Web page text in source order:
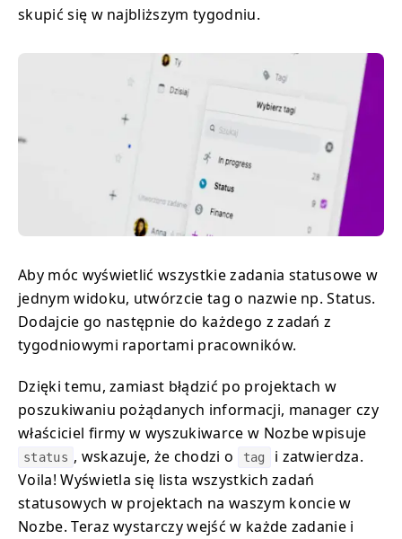
skupić się w najbliższym tygodniu.
Aby móc wyświetlić wszystkie zadania statusowe w
jednym widoku, utwórzcie tag o nazwie np. Status.
Dodajcie go następnie do każdego z zadań z
tygodniowymi raportami pracowników.
Dzięki temu, zamiast błądzić po projektach w
poszukiwaniu pożądanych informacji, manager czy
właściciel firmy w wyszukiwarce w Nozbe wpisuje
status , wskazuje, że chodzi o tag
i zatwierdza.
Voila! Wyświetla się lista wszystkich zadań
statusowych w projektach na waszym koncie w
Nozbe. Teraz wystarczy wejść w każde zadanie i